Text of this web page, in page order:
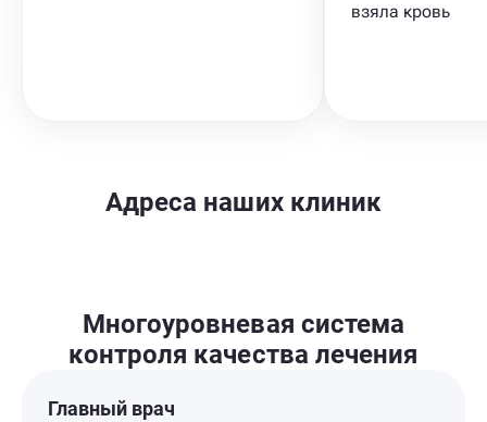
взяла кровь
Адреса наших клиник
Многоуровневая система
контроля качества лечения
Главный врач